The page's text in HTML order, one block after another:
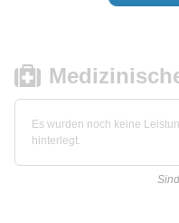
Es wurden noch keine
hinterlegt.